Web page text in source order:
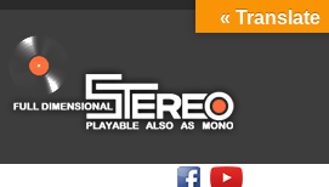
Translate »